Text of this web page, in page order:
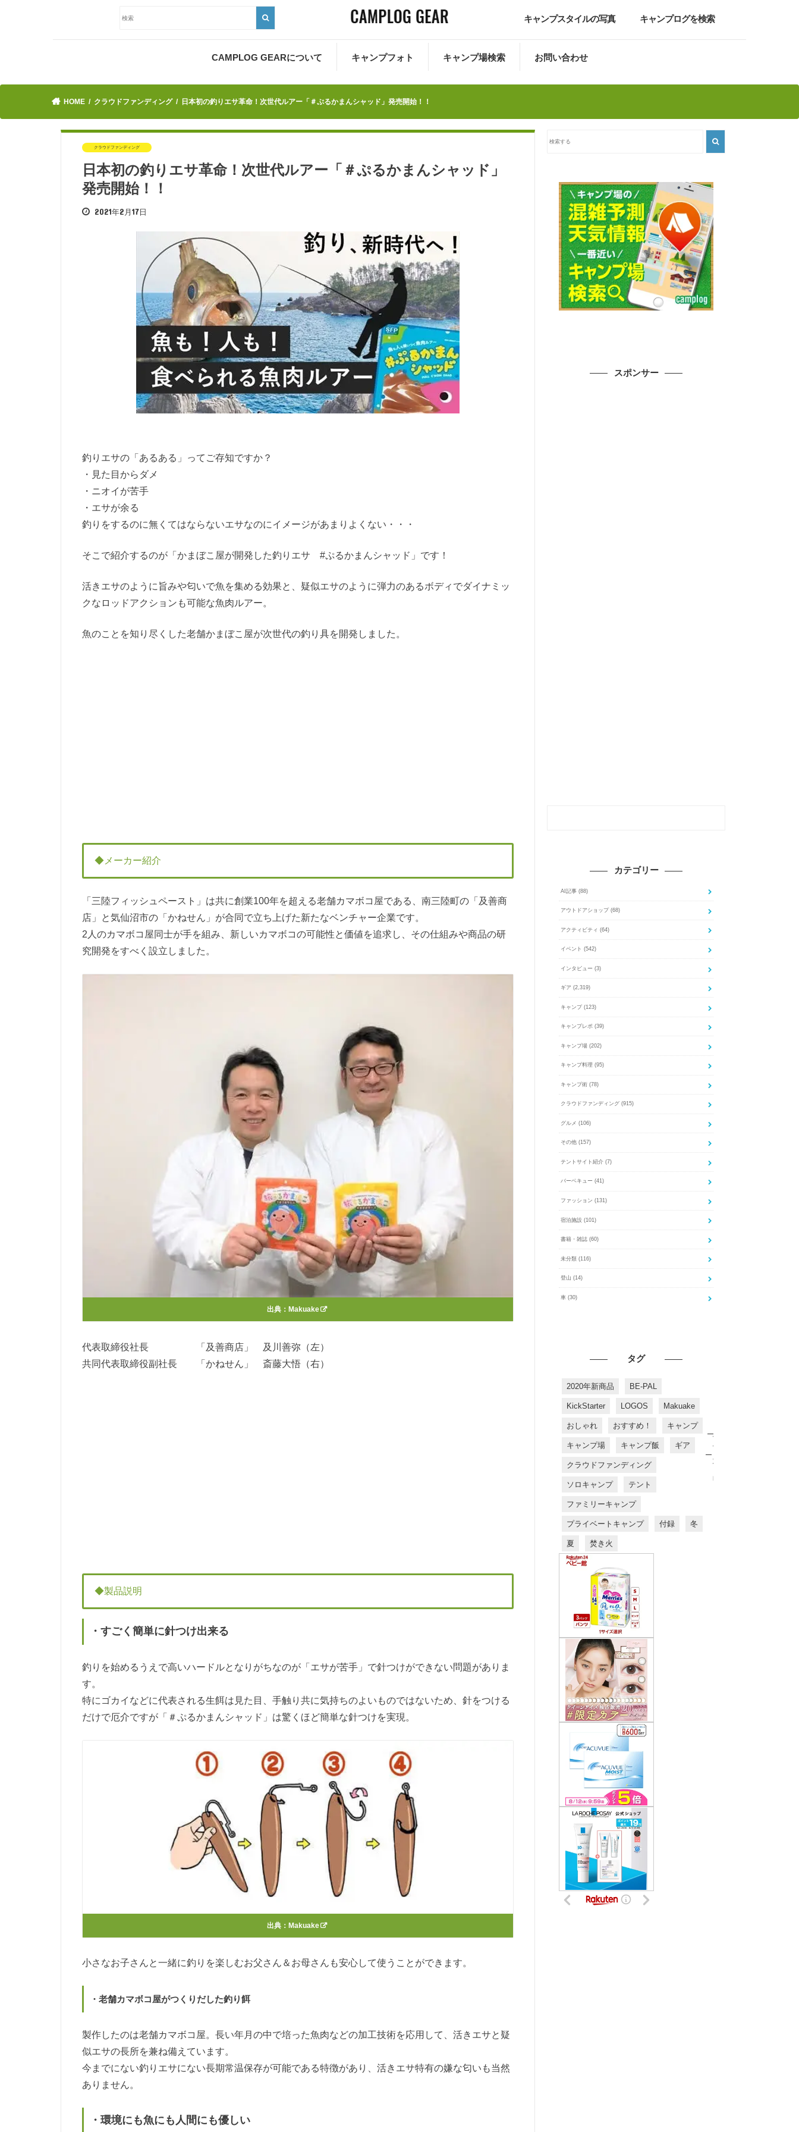
キャンプスタイルの写真 キャンプログを検索
CAMPLOG GEARについて キャンプフォト キャンプ場検索 お問い合わせ
HOME クラウドファンディング 日本初の釣りエサ革命！次世代ルアー「＃ぷるかまんシャッド」発売開始！！
クラウドファンディング
日本初の釣りエサ革命！次世代ルアー「＃ぷるかまんシャッド」
発売開始！！
2021年2月17日
釣りエサの「あるある」ってご存知ですか？
・見た目からダメ
・ニオイが苦手
・エサが余る
釣りをするのに無くてはならないエサなのにイメージがあまりよくない・・・
そこで紹介するのが「かまぼこ屋が開発した釣りエサ #ぷるかまんシャッド」です！
活きエサのように旨みや匂いで魚を集める効果と、疑似エサのように弾力のあるボディでダイナミッ
クなロッドアクションも可能な魚肉ルアー。
魚のことを知り尽くした老舗かまぼこ屋が次世代の釣り具を開発しました。
◆メーカー紹介
「三陸フィッシュペースト」は共に創業100年を超える老舗カマボコ屋である、南三陸町の「及善商
店」と気仙沼市の「かねせん」が合同で立ち上げた新たなベンチャー企業です。
2人のカマボコ屋同士が手を組み、新しいカマボコの可能性と価値を追求し、その仕組みや商品の研
究開発をすべく設立しました。
出典： Makuake
代表取締役社長 「及善商店」 及川善弥（左）
共同代表取締役副社長 「かねせん」 斎藤大悟（右）
◆製品説明
・すごく簡単に針つけ出来る
釣りを始めるうえで高いハードルとなりがちなのが「エサが苦手」で針つけができない問題がありま
す。
特にゴカイなどに代表される生餌は見た目、手触り共に気持ちのよいものではないため、針をつける
だけで厄介ですが「＃ぷるかまんシャッド」は驚くほど簡単な針つけを実現。
出典：Makuake
小さなお子さんと一緒に釣りを楽しむお父さん＆お母さんも安心して使うことができます。
・老舗カマボコ屋がつくりだした釣り餌
製作したのは老舗カマボコ屋。長い年月の中で培った魚肉などの加工技術を応用して、活きエサと疑
似エサの長所を兼ね備えています。
今までにない釣りエサにない長期常温保存が可能である特徴があり、活きエサ特有の嫌な匂いも当然
ありません。
・環境にも魚にも人間にも優しい
スポンサー
カテゴリー
AI記事 (88)
アウトドアショップ (68)
アクティビティ (64)
イベント (542)
インタビュー (3)
ギア (2,319)
キャンプ (123)
キャンプレポ (39)
キャンプ場 (202)
キャンプ料理 (95)
キャンプ術 (78)
クラウドファンディング (915)
グルメ (106)
その他 (157)
テントサイト紹介 (7)
バーベキュー (41)
ファッション (131)
宿泊施設 (101)
書籍・雑誌 (60)
未分類 (116)
登山 (14)
車 (30)
タグ
2020年新商品 BE-PAL
KickStarter LOGOS Makuake
おしゃれ おすすめ！ キャンプ
キャンプ場 キャンプ飯 ギア
クラウドファンディング
ソロキャンプ テント
ファミリーキャンプ
プライベートキャンプ 付録 冬
夏 焚き火
す
す
め
商
品